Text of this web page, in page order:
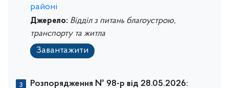
районі
Джерело: Відділ з питань благоустрою,
транспорту та житла
Завантажити
Розпорядження № 98-р від 28.05.2026: